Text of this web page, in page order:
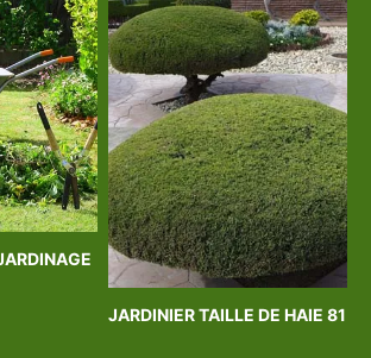
JARDINIER TAILLE DE HAIE 81